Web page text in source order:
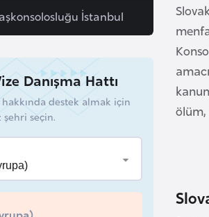
ölüm,
İstanbul
Danışma Hattı
hakkında destek almak için
seçin.